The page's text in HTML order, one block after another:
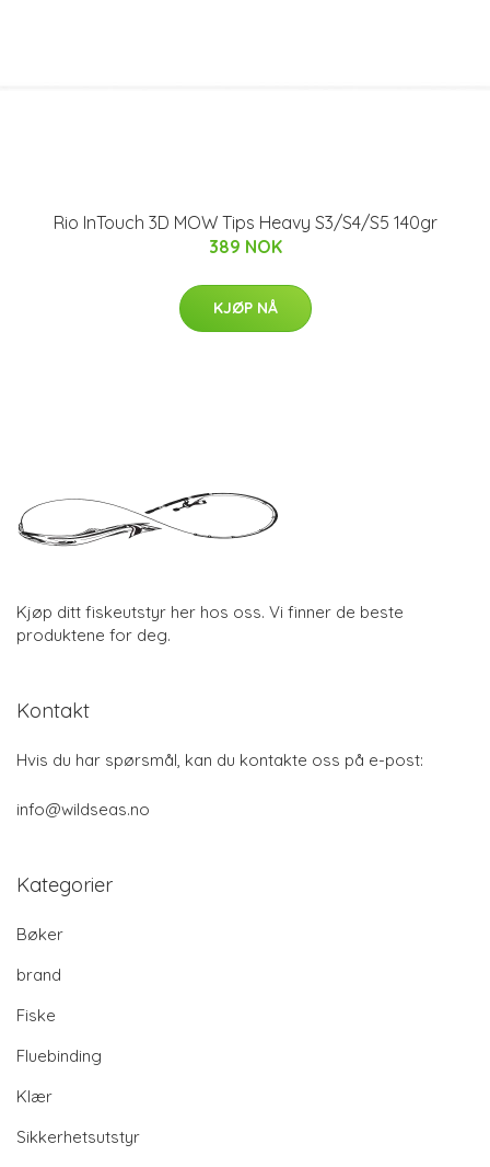
Rio InTouch 3D MOW Tips Heavy S3/S4/S5 140gr
389 NOK
KJØP NÅ
Kjøp ditt fiskeutstyr her hos oss. Vi finner de beste
produktene for deg.
Kontakt
Hvis du har spørsmål, kan du kontakte oss på e-post:
info@wildseas.no
Kategorier
Bøker
brand
Fiske
Fluebinding
Klær
Sikkerhetsutstyr